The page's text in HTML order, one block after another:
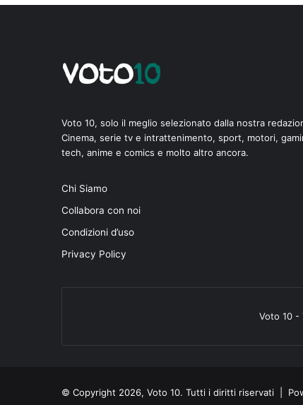
Voto 10, solo il meglio selezionato dalla nostra
Cinema, serie tv e intrattenimento, sport, motori,
tech, anime e comics e molto altro ancora.
Chi Siamo
Collabora con noi
Condizioni d’uso
Privacy Policy
Voto 10 -
© Copyright 2026, Voto 10. Tutti i diritti riservati |